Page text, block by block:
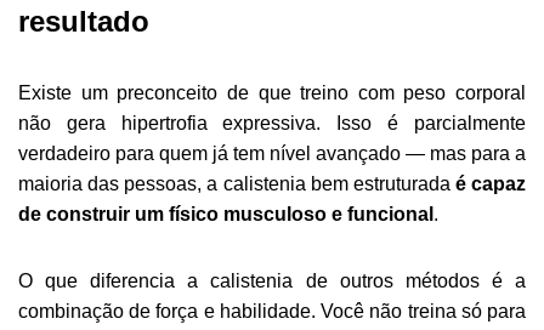
resultado
Existe um preconceito de que treino com peso corporal
não gera hipertrofia expressiva. Isso é parcialmente
verdadeiro para quem já tem nível avançado — mas para a
maioria das pessoas, a calistenia bem estruturada é capaz
de construir um físico musculoso e funcional .
O que diferencia a calistenia de outros métodos é a
combinação de força e habilidade. Você não treina só para